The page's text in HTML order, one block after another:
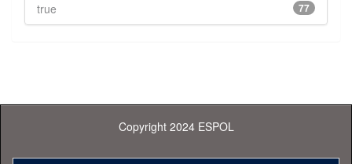
77
true
Copyright 2024 ESPOL